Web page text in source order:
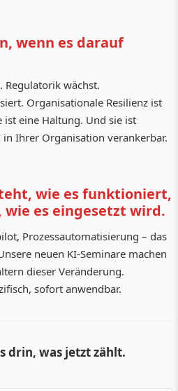
wenn es darauf
Regulatorik wächst.
Organisationale Resilienz ist
ist eine Haltung. Und sie ist
Ihrer Organisation verankerbar.
wie es funktioniert,
es eingesetzt wird.
Prozessautomatisierung – das
neuen KI-Seminare machen
dieser Veränderung.
sofort anwendbar.
drin, was jetzt zählt.